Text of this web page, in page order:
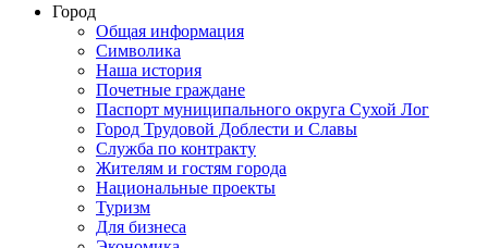
Город
Общая информация
Символика
Наша история
Почетные граждане
Паспорт муниципального округа Сухой Лог
Город Трудовой Доблести и Славы
Служба по контракту
Жителям и гостям города
Национальные проекты
Туризм
Для бизнеса